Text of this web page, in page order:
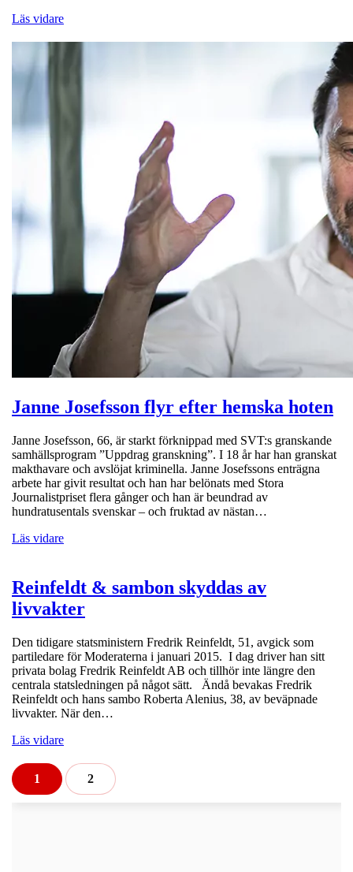
Läs vidare
Janne Josefsson flyr efter hemska hoten
Janne Josefsson, 66, är starkt förknippad med SVT:s granskande
samhällsprogram ”Uppdrag granskning”. I 18 år har han granskat
makthavare och avslöjat kriminella. Janne Josefssons enträgna
arbete har givit resultat och han har belönats med Stora
Journalistpriset flera gånger och han är beundrad av
hundratusentals svenskar – och fruktad av nästan…
Läs vidare
Reinfeldt & sambon skyddas av
livvakter
Den tidigare statsministern Fredrik Reinfeldt, 51, avgick som
partiledare för Moderaterna i januari 2015. I dag driver han sitt
privata bolag Fredrik Reinfeldt AB och tillhör inte längre den
centrala statsledningen på något sätt. Ändå bevakas Fredrik
Reinfeldt och hans sambo Roberta Alenius, 38, av beväpnade
livvakter. När den…
Läs vidare
1 2